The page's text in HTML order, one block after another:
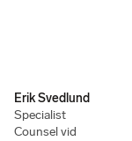
Erik Svedlund
Specialist
Counsel vid